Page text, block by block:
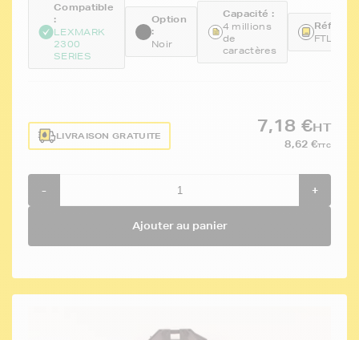
Compatible
:
LEXMARK
2300
SERIES
Option
:
Noir
Capacité :
4 millions
de
caractères
LIVRAISON GRATUITE
7,18 €HT
8,62 €TTC
- +
Ajouter au panier